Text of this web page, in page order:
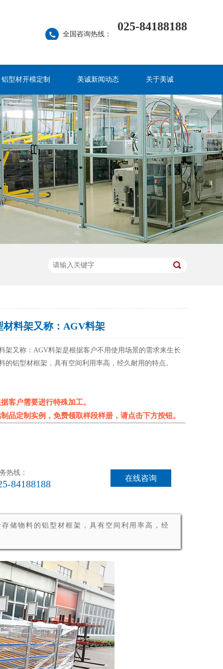
全国咨询热线：
025-84188188
铝型材开模定制 美诚新闻动态 关于美诚
材料架又称：AGV料架
架又称：AGV料架是根据客户不用使用场景的需求来生长
的铝型材框架，具有空间利用率高，经久耐用的特点。
客户需要进行特殊加工。
品定制实例，免费领取样段样册，请点击下方按钮。
热线：
84188188
在线咨询
储物料的铝型材框架，具有空间利用率高，经